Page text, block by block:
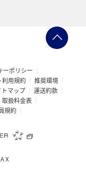
ーポリシー
利用規約
推奨環境
マップ
運送約款
扱料金表
規約
X